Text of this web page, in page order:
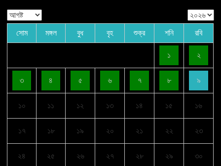
সোম মঙ্গল বুধ বৃহ শুক্র শনি রবি
১ ২
৩ ৪ ৫ ৬ ৭ ৮ ৯
১০ ১১ ১২ ১৩ ১৪ ১৫ ১৬
১৭ ১৮ ১৯ ২০ ২১ ২২ ২৩
২৪ ২৫ ২৬ ২৭ ২৮ ২৯ ৩০